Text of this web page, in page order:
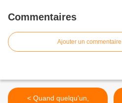
Commentaires
Ajouter un commentaire
< Quand quelqu'un,